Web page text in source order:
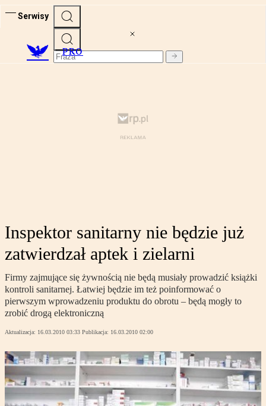
Serwisy
PRO
Inspektor sanitarny nie będzie już
zatwierdzał aptek i zielarni
Firmy zajmujące się żywnością nie będą musiały prowadzić książki
kontroli sanitarnej. Łatwiej będzie im też poinformować o
pierwszym wprowadzeniu produktu do obrotu – będą mogły to
zrobić drogą elektroniczną
Aktualizacja: 16.03.2010 03:33 Publikacja: 16.03.2010 02:00